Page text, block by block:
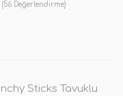
(56 Değerlendirme)
Sticks Tavuklu